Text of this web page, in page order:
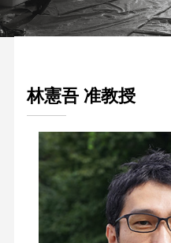
林憲吾 准教授